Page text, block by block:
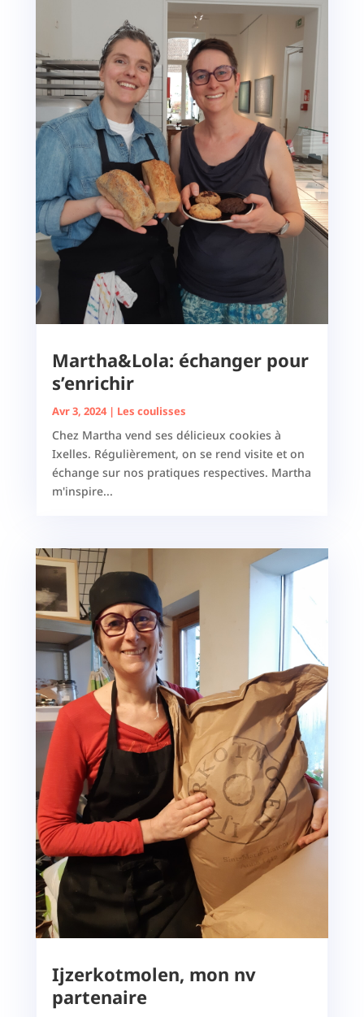
Martha&Lola: échanger pour
s’enrichir
Avr 3, 2024| Les coulisses
Chez Martha vend ses délicieux cookies à
Ixelles. Régulièrement, on se rend visite et on
échange sur nos pratiques respectives. Martha
m'inspire...
Ijzerkotmolen, mon nv
partenaire